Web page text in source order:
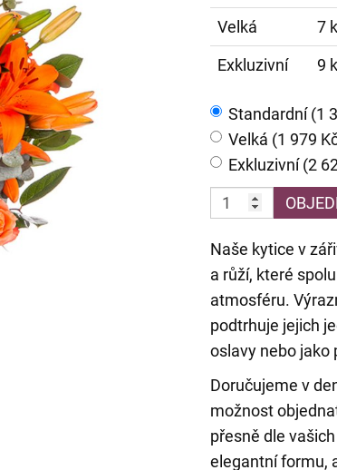
Velká
7
Exkluzivní
9
Standardní (1
Velká (1 979
Exkluzivní (2
Naše kytice v
a růží, které
atmosféru.
podtrhuje jejich
oslavy nebo jako
Doručujeme v
možnost
přesně dle
elegantní formu,